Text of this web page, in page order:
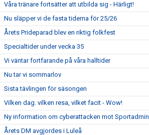
Våra tränare fortsätter att utbilda sig - Härligt!
Nu släpper vi de fasta tiderna för 25/26
Årets Prideparad blev en riktig folkfest
Specialtider under vecka 35
Vi väntar fortfarande på våra halltider
Nu tar vi sommarlov
Sista tävlingen för säsongen
Vilken dag. vilken resa, vilket facit - Wow!
Ny information om cyberattacken mot Sportadmin
Årets DM avgjordes i Luleå